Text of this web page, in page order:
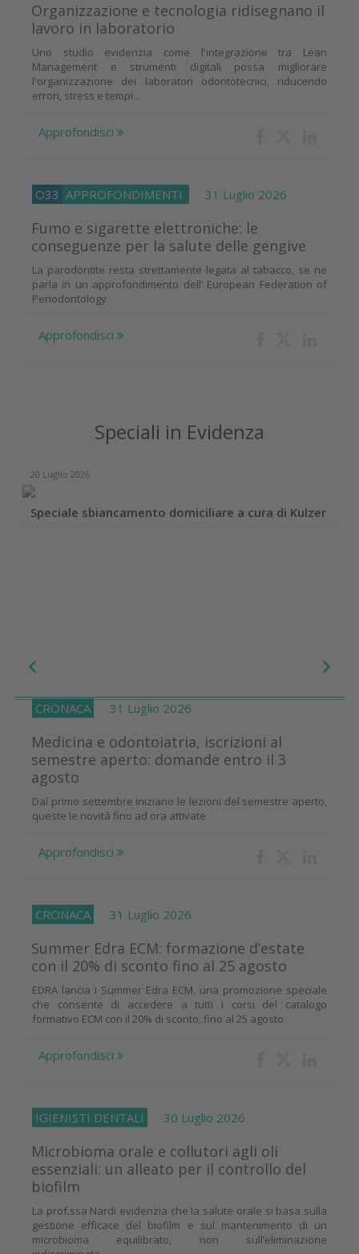
Organizzazione e tecnologia ridisegnano il
lavoro in laboratorio
Uno studio evidenzia come l'integrazione tra Lean
Management e strumenti digitali possa migliorare
l'organizzazione dei laboratori odontotecnici, riducendo
errori, stress e tempi...
Approfondisci
O33 APPROFONDIMENTI 31 Luglio 2026
Fumo e sigarette elettroniche: le
conseguenze per la salute delle gengive
La parodontite resta strettamente legata al tabacco, se ne
parla in un approfondimento dell’ European Federation of
Periodontology
Approfondisci
Speciali in Evidenza
20 Luglio 2026
Speciale sbiancamento domiciliare a cura di Kulzer
CRONACA 31 Luglio 2026
Medicina e odontoiatria, iscrizioni al
semestre aperto: domande entro il 3
agosto
Dal primo settembre iniziano le lezioni del semestre aperto,
queste le novità fino ad ora attivate
Approfondisci
CRONACA 31 Luglio 2026
Summer Edra ECM: formazione d’estate
con il 20% di sconto fino al 25 agosto
EDRA lancia i Summer Edra ECM, una promozione speciale
che consente di accedere a tutti i corsi del catalogo
formativo ECM con il 20% di sconto, fino al 25 agosto
Approfondisci
IGIENISTI DENTALI 30 Luglio 2026
Microbioma orale e collutori agli oli
essenziali: un alleato per il controllo del
biofilm
La prof.ssa Nardi evidenzia che la salute orale si basa sulla
gestione efficace del biofilm e sul mantenimento di un
microbioma equilibrato, non sull’eliminazione